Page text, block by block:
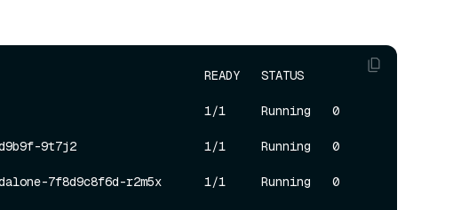
READY   STATUS
1/1     Running   0
9t7j2                  1/1     Running   0
7f8d9c8f6d-r2m5x      1/1     Running   0